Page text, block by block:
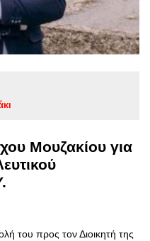
Μουζακίου για
του προς τον Διοικητή της